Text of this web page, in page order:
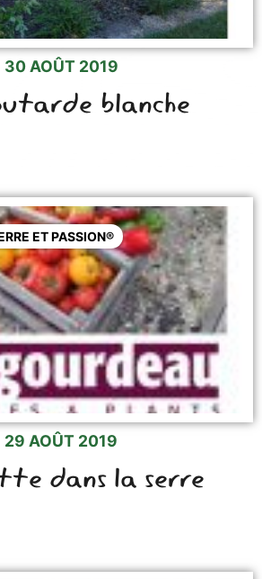
30 AOÛT 2019
blanche
ET PASSION®
29 AOÛT 2019
dans la serre